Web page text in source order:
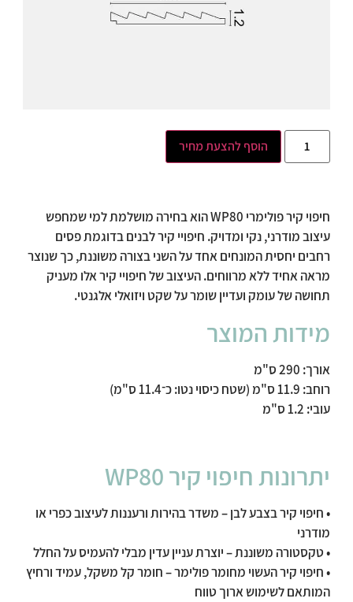
הוסף להצעת מחיר
חיפוי קיר פולימרי WP80 הוא בחירה מושלמת למי שמחפש
עיצוב מודרני, נקי ומדויק. חיפויי קיר לבנים בדוגמת פסים
רחבים יחסית המונחים אחד על השני בצורה משוננת, כך שנוצר
מראה אחיד ללא מרווחים. העיצוב של חיפויי קיר אלו מעניק
תחושה של עומק ועדיין שומר על שקט ויזואלי אלגנטי.
מידות המוצר
אורך: 290 ס"מ
רוחב: 11.9 ס"מ (שטח כיסוי נטו: כ־11.4 ס"מ)
עובי: 1.2 ס"מ
יתרונות חיפוי קיר WP80
• חיפוי קיר בצבע לבן – משדר בהירות ורעננות לעיצוב כפרי או
מודרני
• טקסטורה משוננת – יוצרת עניין עדין מבלי להעמיס על החלל
• חיפוי קיר העשוי מחומר פולימר – חומר קל משקל, עמיד ורחיץ
המותאם לשימוש ארוך טווח